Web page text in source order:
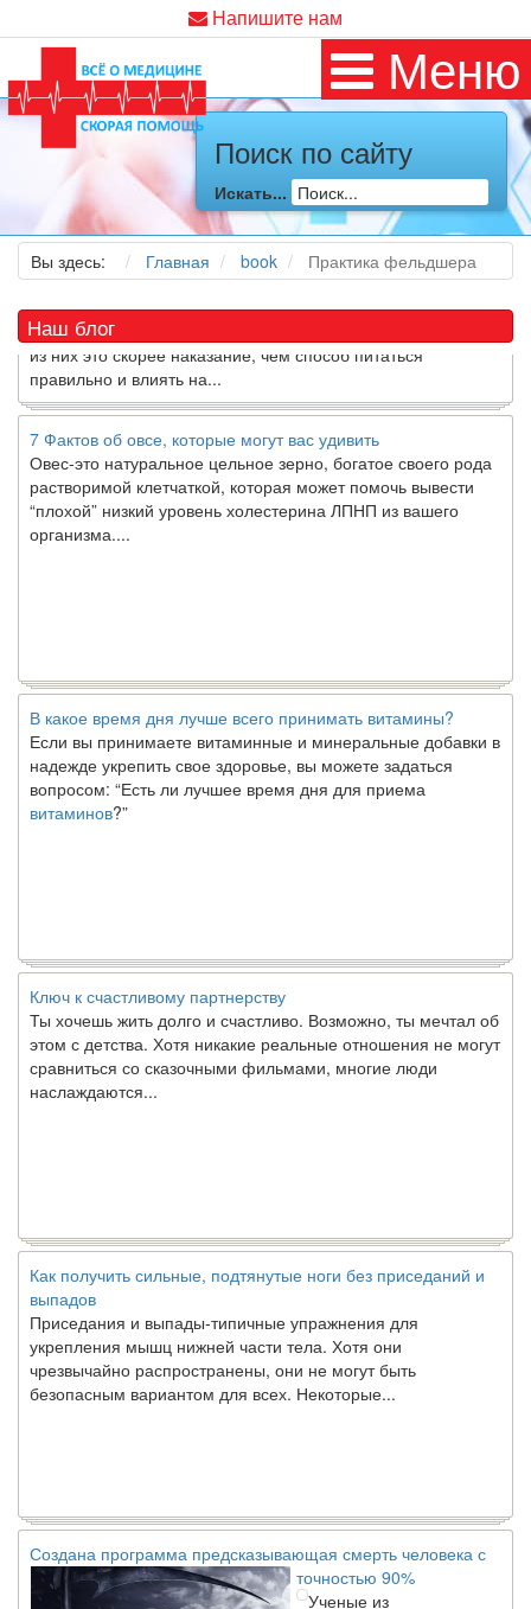
Напишите нам
Меню
Поиск по сайту
Искать...
Вы здесь: Главная book Практика фельдшера
Наш блог
Как я заболел во время локдауна?
Это странная ситуация: вы соблюдали все меры
предосторожности COVID-19 (вы почти все время дома),
но, тем не менее, вы каким-то образом простудились. Вы
можете задаться...
5 причин обратить внимание на средиземноморскую диету
Как диетолог, я вижу, что многие причудливые диеты
приходят в нашужизнь и быстро исчезают из нее. Многие
правильно и влиять на...
7 Фактов об овсе, которые могут вас удивить
Овес-это натуральное цельное зерно, богатое своего рода
растворимой клетчаткой, которая может помочь вывести
“плохой” низкий уровень холестерина ЛПНП из вашего
организма....
Если вы принимаете витаминные и минеральные добавки в
надежде укрепить свое здоровье, вы можете задаться
вопросом: “Есть ли лучшее время дня для приема
витаминов?”
Ты хочешь жить долго и счастливо. Возможно, ты мечтал об
этом с детства. Хотя никакие реальные отношения не могут
сравниться со сказочными фильмами, многие люди
наслаждаются...
выпадов
Приседания и выпады-типичные упражнения для
укрепления мышц нижней части тела. Хотя они
чрезвычайно распространены, они не могут быть
безопасным вариантом для всех. Некоторые...
точностью 90%
Ученые из
Стэнфордского
университета